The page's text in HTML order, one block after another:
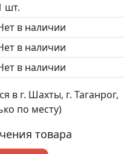
шт.
в наличии
в наличии
в наличии
в г. Шахты, г. Таганрог,
по месту)
товара